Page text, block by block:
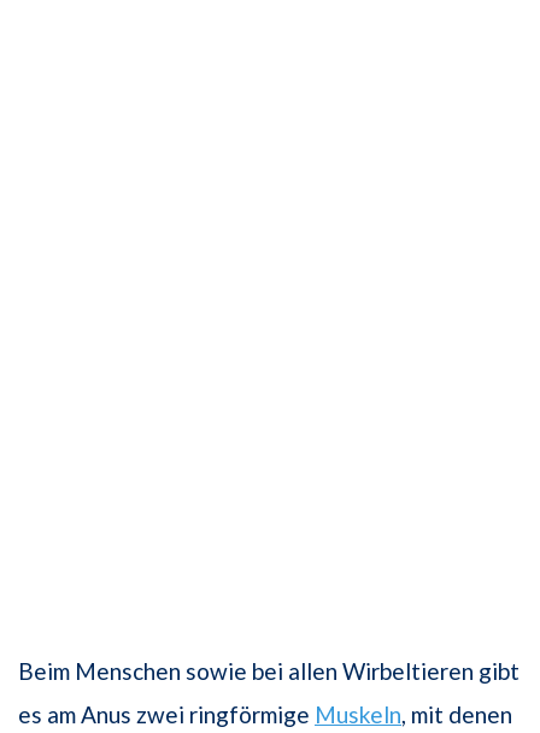
Beim Menschen sowie bei allen Wirbeltieren gibt
es am Anus zwei ringförmige Muskeln, mit denen